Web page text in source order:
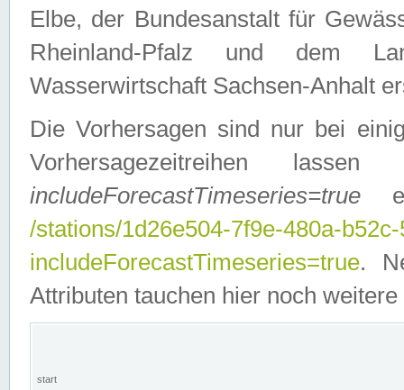
Elbe, der Bundesanstalt für
Rheinland-Pfalz und dem
Wasserwirtschaft Sachsen-Anhalt
Die Vorhersagen sind nur bei
Vorhersagezeitreihen
includeForecastTimeseries=true
/stations/1d26e504-7f9e-480a-
includeForecastTimeseries=true.
Attributen tauchen hier noch weitere
start